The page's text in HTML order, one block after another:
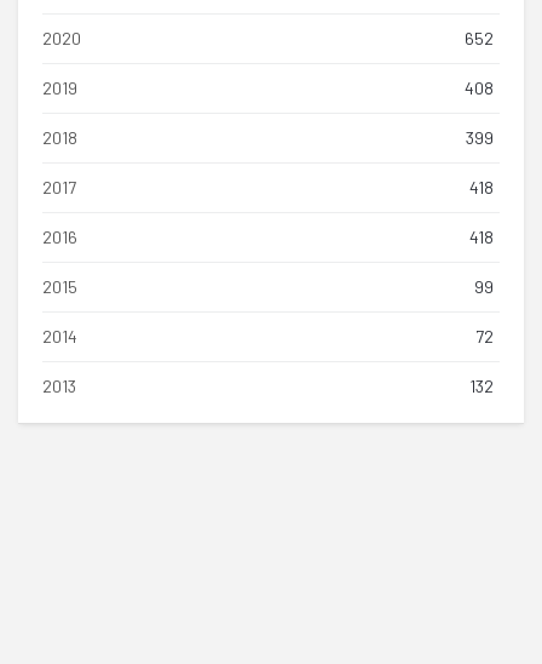
2020 652
2019 408
2018 399
2017 418
2016 418
2015 99
2014 72
2013 132